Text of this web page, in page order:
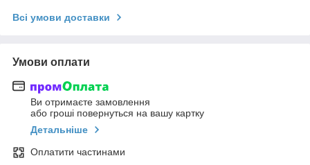
Всі умови доставки
Умови оплати
Ви отримаєте замовлення
або гроші повернуться на вашу картку
Детальніше
Оплатити частинами